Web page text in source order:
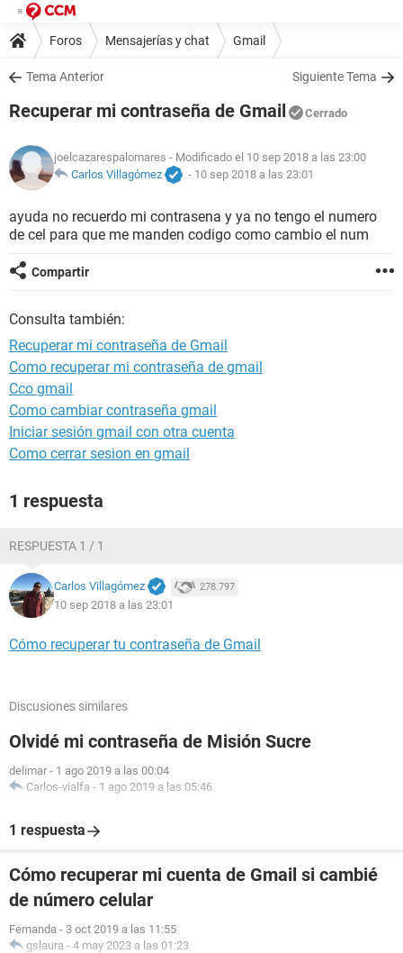
Foros Mensajerías y chat Gmail
Tema Anterior Siguiente Tema
Recuperar mi contraseña de Gmail Cerrado
joelcazarespalomares - Modificado el 10 sep 2018 a las 23:00
Carlos Villagómez
- 10 sep 2018 a las 23:01
ayuda no recuerdo mi contrasena y ya no tengo el numero
de cel para que me manden codigo como cambio el num
Compartir
Consulta también:
Recuperar mi contraseña de Gmail
Como recuperar mi contraseña de gmail
Cco gmail
Como cambiar contraseña gmail
Iniciar sesión gmail con otra cuenta
Como cerrar sesion en gmail
1 respuesta
RESPUESTA 1 / 1
Carlos Villagómez 278.797
10 sep 2018 a las 23:01
Cómo recuperar tu contraseña de Gmail
Discusiones similares
Olvidé mi contraseña de Misión Sucre
delimar - 1 ago 2019 a las 00:04
Carlos-vialfa - 1 ago 2019 a las 05:46
1 respuesta
Cómo recuperar mi cuenta de Gmail si cambié
de número celular
Fernanda - 3 oct 2019 a las 11:55
gslaura - 4 may 2023 a las 01:23